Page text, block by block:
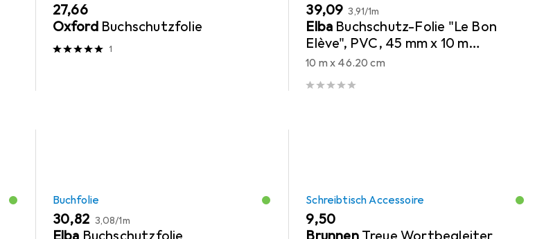
EUR
27,66
Oxford Buchschutzfolie
1
EUR
39,09 EUR
3,91/1m
Elba Buchschutz-Folie "Le Bon
Elève", PVC, 45 mm x 10 m
transparent, zum Schutz von
Büchern
10 m x 46.20 cm
Buchfolie
EUR
30,82 EUR
3,08/1m
Schreibtisch Accessoire
EUR
9,50